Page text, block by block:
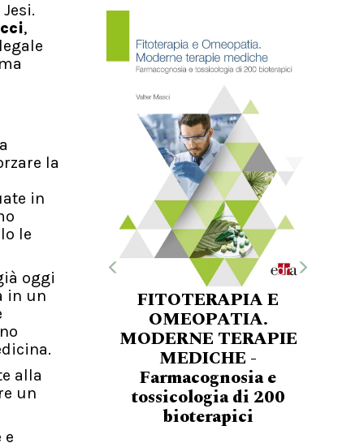
,
la
in
le
oggi
in un
alla
un
e
FITOTERAPIA E
OMEOPATIA.
MODERNE TERAPIE
MEDICHE -
Farmacognosia e
tossicologia di 200
bioterapici